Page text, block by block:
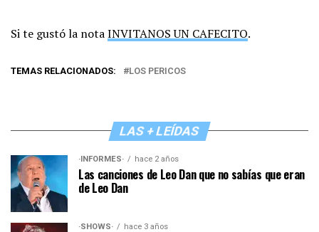
Si te gustó la notaINVITANOS UN CAFECITO.
TEMAS RELACIONADOS: LOS PERICOS
LAS + LEÍDAS
·INFORMES· hace 2 años
Las canciones de Leo Dan que no sabías que eran
de Leo Dan
·SHOWS· hace 3 años